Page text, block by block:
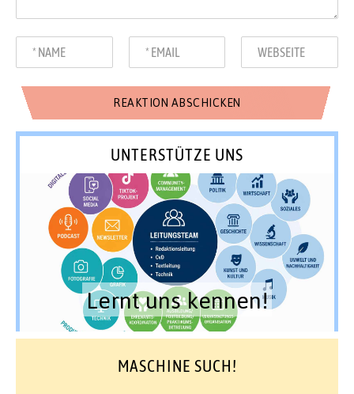
UNTERSTÜTZE UNS
Lernt uns kennen!
MASCHINE SUCH!